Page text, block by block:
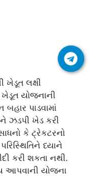
ખેડૂત લક્ષી
યોજનાની
પાડવામાં
ઝડપી ખેડ કરી
કે ટ્રેકટરનો
ધ્યાને
કરી શકતા નથી.
આપવાની યોજના